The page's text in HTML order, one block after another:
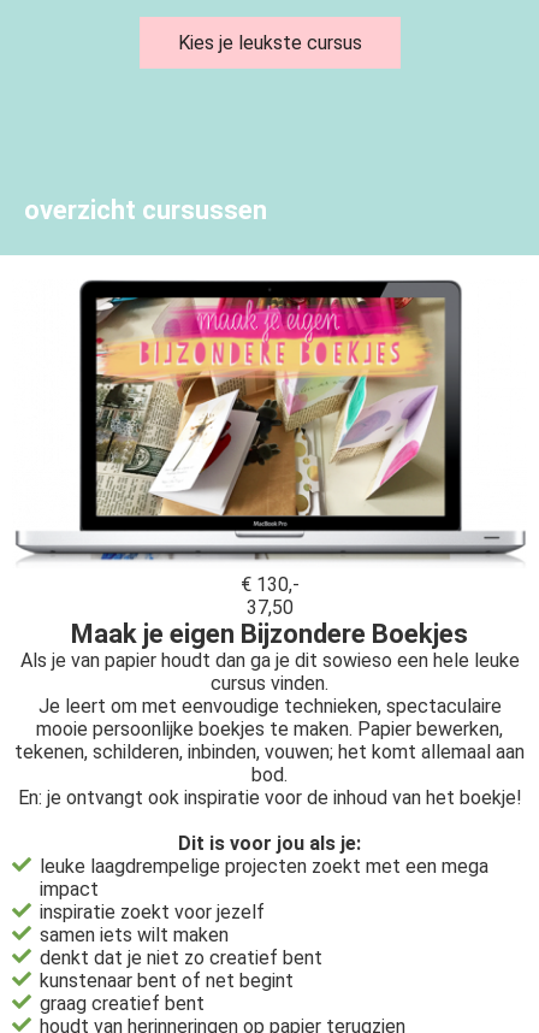
Kies je leukste cursus
overzicht cursussen
€ 130,-
37,50
Maak je eigen Bijzondere Boekjes
Als je van papier houdt dan ga je dit sowieso een hele leuke
cursus vinden.
Je leert om met eenvoudige technieken, spectaculaire
mooie persoonlijke boekjes te maken. Papier bewerken,
tekenen, schilderen, inbinden, vouwen; het komt allemaal aan
bod.
En: je ontvangt ook inspiratie voor de inhoud van het boekje!
Dit is voor jou als je:
leuke laagdrempelige projecten zoekt met een mega
impact
inspiratie zoekt voor jezelf
samen iets wilt maken
denkt dat je niet zo creatief bent
kunstenaar bent of net begint
graag creatief bent
houdt van herinneringen op papier terugzien